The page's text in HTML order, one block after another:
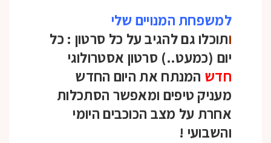
למשפחת המנויים שלי
ותוכלו גם להגיב על כל סרטון : כל
יום (כמעט..) סרטון אסטרולוגי
חדש המנתח את היום החדש
מעניק טיפים ומאפשר הסתכלות
אחרת על מצב הכוכבים היומי
והשבועי !